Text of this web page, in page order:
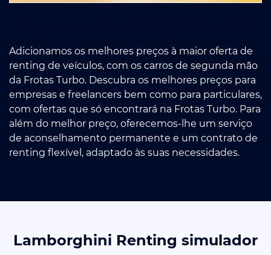
Adicionamos os melhores preços à maior oferta de
renting de veículos, com os carros de segunda mão
da Frotas Turbo. Descubra os melhores preços para
empresas e freelancers bem como para particulares,
com ofertas que só encontrará na Frotas Turbo. Para
além do melhor preço, oferecemos-lhe um serviço
de aconselhamento permanente e um contrato de
renting flexível, adaptado às suas necessidades.
Lamborghini Renting simulador